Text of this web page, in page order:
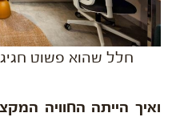
חלל שהוא פשוט
ואיך הייתה החוויה